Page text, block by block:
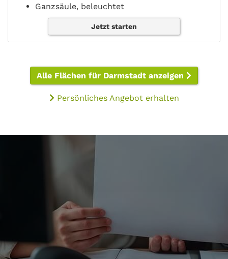
Ganzsäule, beleuchtet
Jetzt starten
Alle Flächen für Darmstadt anzeigen
Persönliches Angebot erhalten